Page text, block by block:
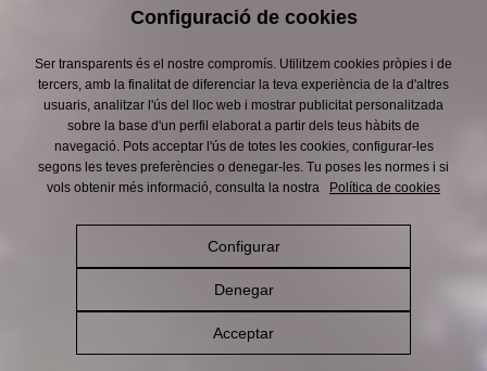
Configuració de cookies
Ser transparents és el nostre compromís. Utilitzem cookies pròpies i de
tercers, amb la finalitat de diferenciar la teva experiència de la d'altres
usuaris, analitzar l'ús del lloc web i mostrar publicitat personalitzada
sobre la base d'un perfil elaborat a partir dels teus hàbits de
navegació. Pots acceptar l'ús de totes les cookies, configurar-les
segons les teves preferències o denegar-les. Tu poses les normes i si
vols obtenir més informació, consulta la nostra
Política de cookies
Configurar
Denegar
Acceptar